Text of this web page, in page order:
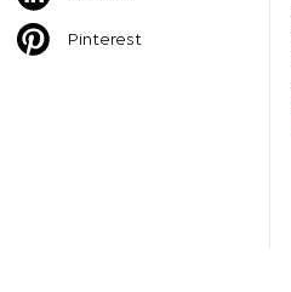
Pinterest